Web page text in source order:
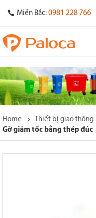
Miền Bắc: 0981 228 766
Home Thiết bị giao thông
Gờ giảm tốc bằng thép đúc